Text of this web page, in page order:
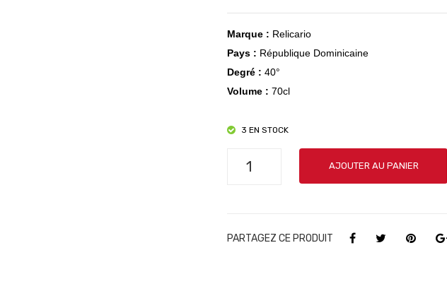
Marque : Relicario
Pays : République Dominicaine
Degré : 40°
Volume : 70cl
3 EN STOCK
Superior
AJOUTER AU PANIER
PARTAGEZ CE PRODUIT